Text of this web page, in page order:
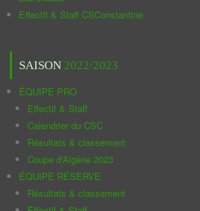
Effectif & Staff CSConstantine
SAISON 2022/2023
ÉQUIPE PRO
Effectif & Staff
Calendrier du CSC
Résultats & classement
Coupe d'Algérie 2023
ÉQUIPE RÉSERVE
Résultats & classement